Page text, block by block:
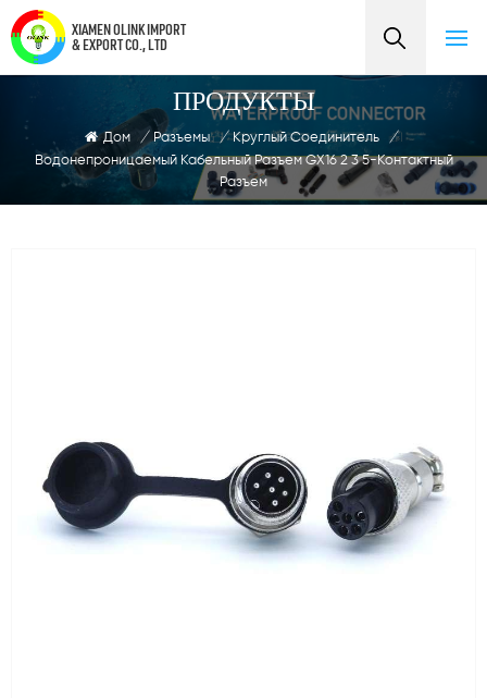
XIAMEN OLINK IMPORT
& EXPORT CO., LTD
ПРОДУКТЫ
Дом / Разъемы / Круглый Соединитель
/
Водонепроницаемый Кабельный Разъем GX16 2 3 5-Контактный
Разъем